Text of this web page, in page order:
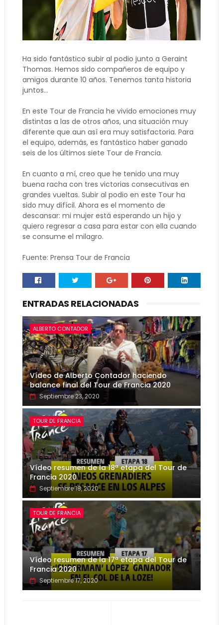
Ha sido fantástico subir al podio junto a Geraint
Thomas. Hemos sido compañeros de equipo y
amigos durante 10 años. Tenemos tanta historia
juntos…
En este Tour de Francia he vivido emociones muy
distintas a las de otros años, una situación muy
diferente que aun así era muy satisfactoria. Para
el equipo, además, es fantástico haber ganado
seis de los últimos siete Tour de Francia.
En cuanto a mí, creo que he tenido una muy
buena racha con tres victorias consecutivas en
grandes vueltas. Subir al podio en este Tour ha
sido muy difícil. Ahora es el momento de
descansar: mi mujer está esperando un hijo y
quiero regresar a casa para estar con ella cuando
se consume el milagro.
Fuente: Prensa Tour de Francia
ENTRADAS RELACIONADAS
ALBERTO CONTADOR
Vídeo de Alberto Contador haciendo
balance final del Tour de Francia 2020
Septiembre 23, 2020
TOUR DE FRANCIA
Vídeo resumen de la 18ª etapa del Tour de
Francia 2020
Septiembre 18, 2020
TOUR DE FRANCIA
Vídeo resumen de la 17ª etapa del Tour de
Francia 2020
Septiembre 17, 2020